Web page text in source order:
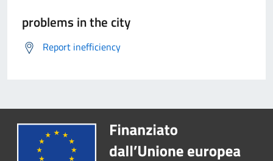
problems in the city
Report inefficiency